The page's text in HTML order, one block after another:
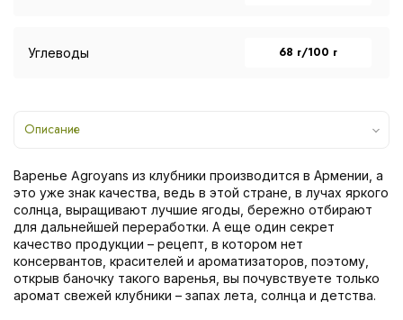
Углеводы 68 г/100 г
Описание
Варенье Agroyans из клубники производится в Армении, а
это уже знак качества, ведь в этой стране, в лучах яркого
солнца, выращивают лучшие ягоды, бережно отбирают
для дальнейшей переработки. А еще один секрет
качество продукции – рецепт, в котором нет
консервантов, красителей и ароматизаторов, поэтому,
открыв баночку такого варенья, вы почувствуете только
аромат свежей клубники – запах лета, солнца и детства.